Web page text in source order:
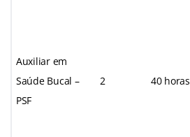
Auxiliar em
Saúde Bucal –
PSF
2 40 horas